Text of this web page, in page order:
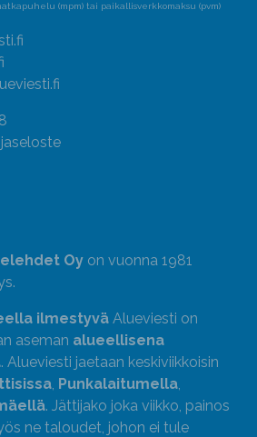
(mpm) tai paikallisverkkomaksu (pvm)
Oy on vuonna 1981
ilmestyvä Alueviesti on
aseman alueellisena
. Alueviesti jaetaan keskiviikkoisin
, Punkalaitumella,
. Jättijako joka viikko, painos
ne taloudet, johon ei tule